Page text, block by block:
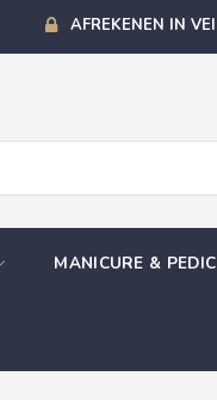
AFREKENEN IN
MANICURE &